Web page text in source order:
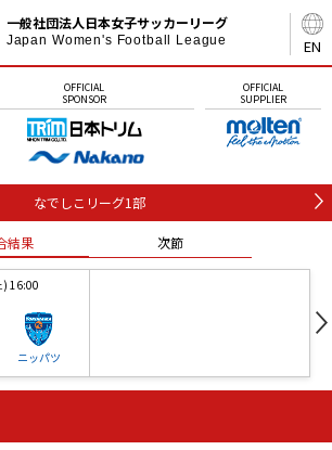
EN
一般社団法人日本女子サッカーリーグ
Japan Women's Football League
OFFICIAL
SPONSOR
OFFICIAL
SUPPLIER
なでしこリーグ1部
結果 次節
16:00
ニッパツ
石人の星